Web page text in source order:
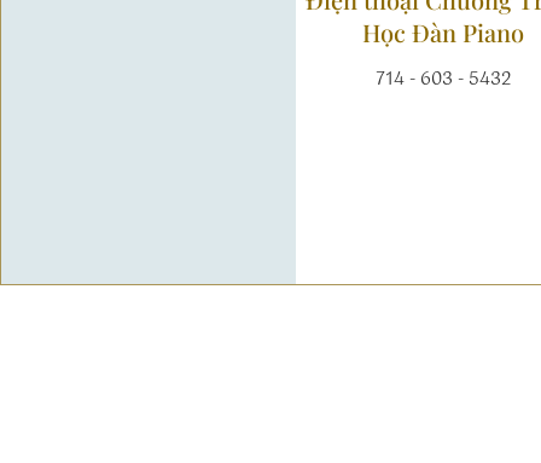
Học Đàn Piano
714 - 603 - 5432